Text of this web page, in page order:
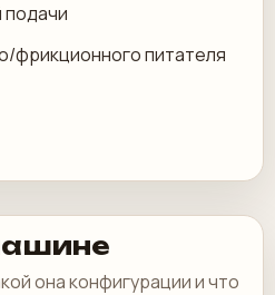
подачи
фрикционного питателя
она конфигурации и что